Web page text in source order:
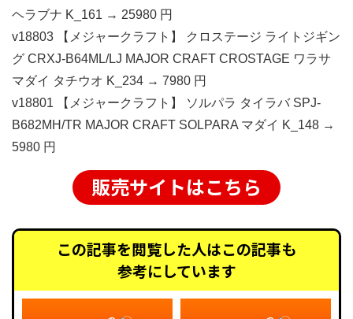
ヘラブナ K_161 → 25980 円
v18803 【メジャークラフト】 クロステージ ライトジギン
グ CRXJ-B64ML/LJ MAJOR CRAFT CROSTAGE ワラサ
マダイ タチウオ K_234 → 7980 円
v18801 【メジャークラフト】 ソルパラ タイラバ SPJ-
B682MH/TR MAJOR CRAFT SOLPARA マダイ K_148 →
5980 円
販売サイトはこちら
この記事を閲覧した人はこの記事も
参考にしています